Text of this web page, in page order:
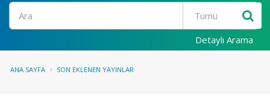
Ara
Detaylı Arama
ANA SAYFA SON EKLENEN YAYINLAR